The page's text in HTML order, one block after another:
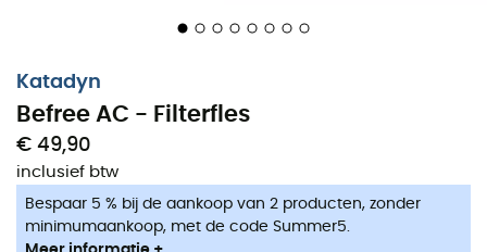
Katadyn
Befree AC - Filterfles
€ 49,90
inclusief btw
Bespaar 5 % bij de aankoop van 2 producten, zonder
minimumaankoop, met de code Summer5.